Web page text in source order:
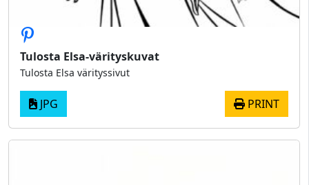
Tulosta Elsa-värityskuvat
Tulosta Elsa värityssivut
JPG PRINT